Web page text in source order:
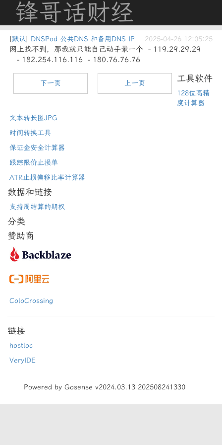
锋哥话财经
[默认] DNSPod 公共DNS 和备用DNS IP 2025-04-26 12:05:25
网上找不到，那我就只能自己动手录一个 - 119.29.29.29
- 182.254.116.116 - 180.76.76.76
下一页 上一页 工具软件
128位高精
度计算器
文本转长图JPG
时间转换工具
保证金安全计算器
跟踪限价止损单
ATR止损偏移比率计算器
数据和链接
支持周结算的期权
分类
赞助商
ColoCrossing
链接
hostloc
VeryIDE
Powered by Gosense v2024.03.13 202508241330